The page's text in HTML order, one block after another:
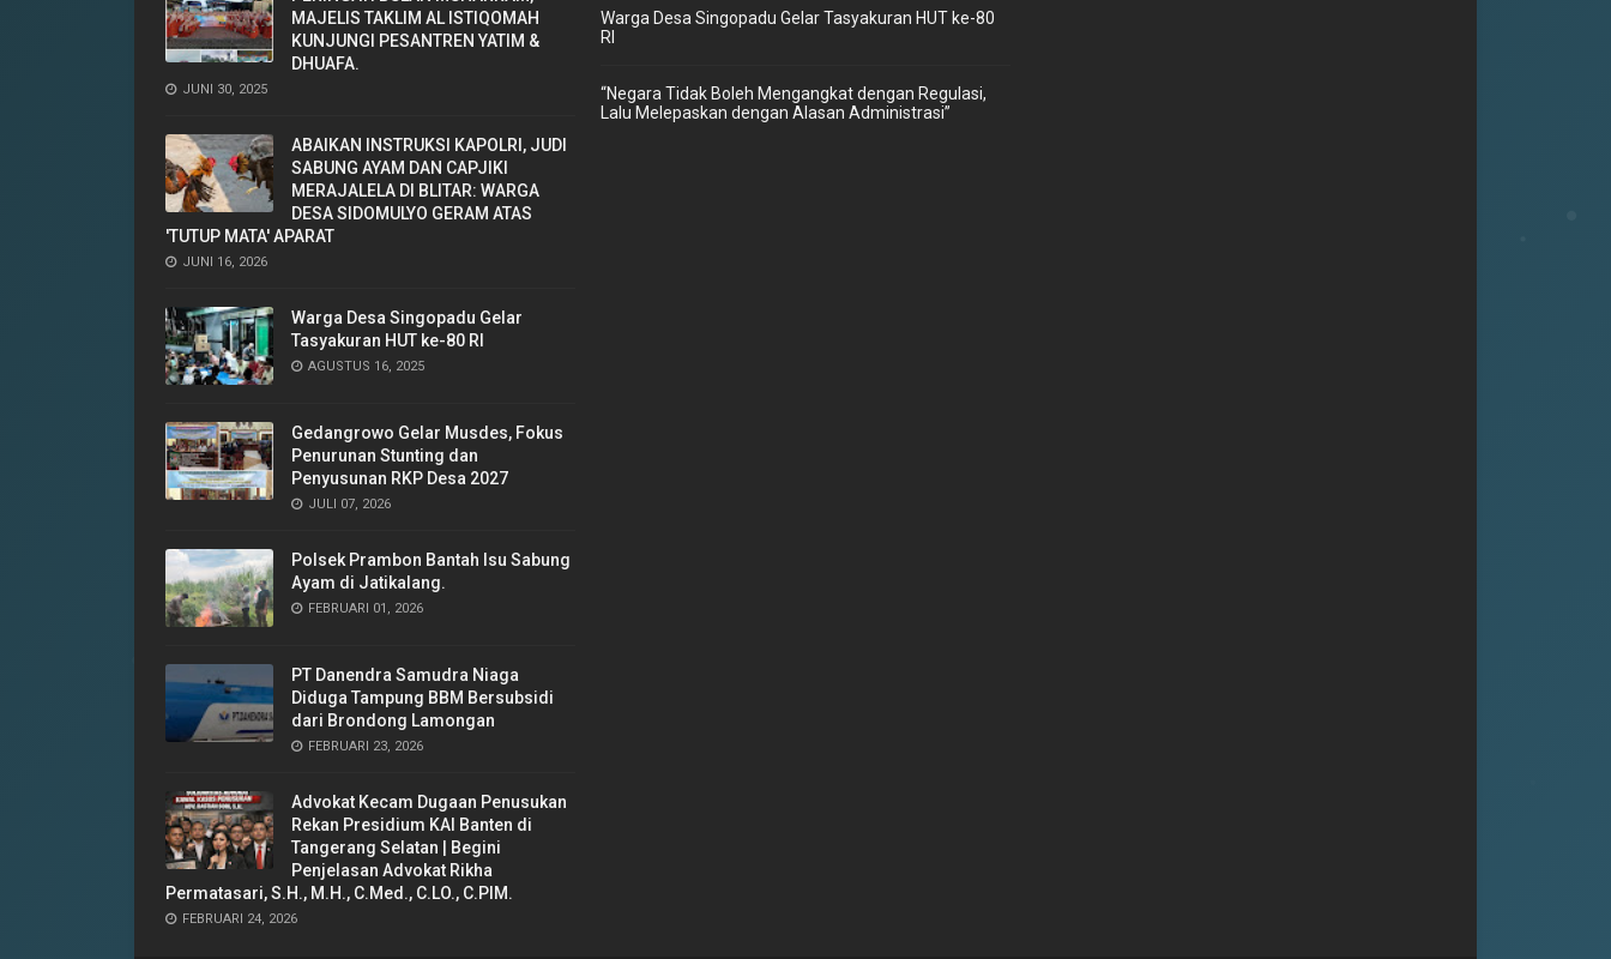
MAJELIS TAKLIM AL ISTIQOMAH
KUNJUNGI PESANTREN YATIM &
DHUAFA. ‎
JUNI 30, 2025
ABAIKAN INSTRUKSI KAPOLRI, JUDI
SABUNG AYAM DAN CAPJIKI
MERAJALELA DI BLITAR: WARGA
DESA SIDOMULYO GERAM ATAS
'TUTUP MATA' APARAT
JUNI 16, 2026
Warga Desa Singopadu Gelar
Tasyakuran HUT ke-80 RI
AGUSTUS 16, 2025
Gedangrowo Gelar Musdes, Fokus
Penurunan Stunting dan
Penyusunan RKP Desa 2027
JULI 07, 2026
Polsek Prambon Bantah Isu Sabung
Ayam di Jatikalang.
FEBRUARI 01, 2026
‎PT Danendra Samudra Niaga
Diduga Tampung BBM Bersubsidi
dari Brondong Lamongan
FEBRUARI 23, 2026
Advokat Kecam Dugaan Penusukan
Rekan Presidium KAI Banten di
Tangerang Selatan | Begini
Penjelasan Advokat Rikha
Permatasari, S.H., M.H., C.Med., C.LO., C.PIM.
FEBRUARI 24, 2026
Warga Desa Singopadu Gelar Tasyakuran HUT ke-80
RI
“Negara Tidak Boleh Mengangkat dengan Regulasi,
Lalu Melepaskan dengan Alasan Administrasi”